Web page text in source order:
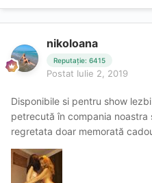
nikoloana
Reputație: 6415
Postat Iulie 2, 2019
Disponibile si pentru show
petrecută în compania noastra
regretata doar memorată